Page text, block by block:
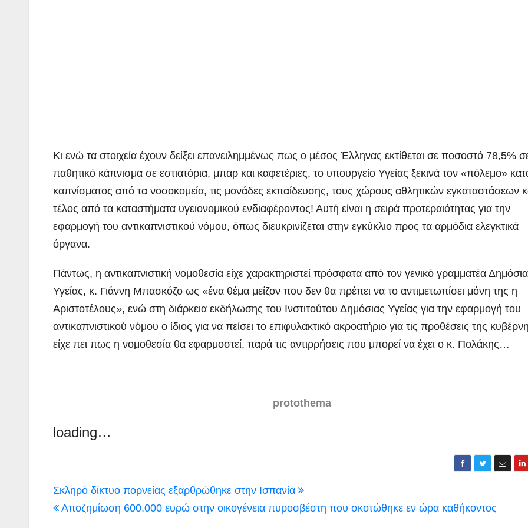
Κι ενώ τα στοιχεία έχουν δείξει επανειλημμένως πως ο μέσος Έλληνας εκτίθεται σε ποσοστό 78,5%
παθητικό κάπνισμα σε εστιατόρια, μπαρ και καφετέριες, το υπουργείο Υγείας ξεκινά τον «πόλεμο»
καπνίσματος από τα νοσοκομεία, τις μονάδες εκπαίδευσης, τους χώρους αθλητικών εγκαταστάσεων
τέλος από τα καταστήματα υγειονομικού ενδιαφέροντος! Αυτή είναι η σειρά προτεραιότητας για την
εφαρμογή του αντικαπνιστικού νόμου, όπως διευκρινίζεται στην εγκύκλιο προς τα αρμόδια ελεγκτικά
όργανα.
Πάντως, η αντικαπνιστική νομοθεσία είχε χαρακτηριστεί πρόσφατα από τον γενικό γραμματέα
Υγείας, κ. Γιάννη Μπασκόζο ως «ένα θέμα μείζον που δεν θα πρέπει να το αντιμετωπίσει μόνη της η
Αριστοτέλους», ενώ στη διάρκεια εκδήλωσης του Ινστιτούτου Δημόσιας Υγείας για την εφαρμογή του
αντικαπνιστικού νόμου ο ίδιος για να πείσει το επιφυλακτικό ακροατήριο για τις προθέσεις της
είχε πει πως η νομοθεσία θα εφαρμοστεί, παρά τις αντιρρήσεις που μπορεί να έχει ο κ. Πολάκης…
protothema
loading…
Πλοήγηση
άρθρων
Σκληρό δίκτυο πορνείας εξαρθρώθηκε στην Ισπανία
Αποζημίωση 600.000 ευρώ στην οικογένεια πυροσβέστη που σκοτώθηκε εν ώρα καθήκοντος